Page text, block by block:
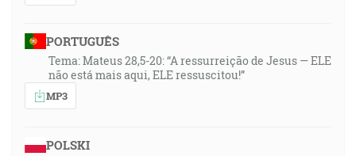
PORTUGUÊS
Tema: Mateus 28,5-20: “A ressurreição de Jesus — ELE
não está mais aqui, ELE ressuscitou!”
MP3
POLSKI